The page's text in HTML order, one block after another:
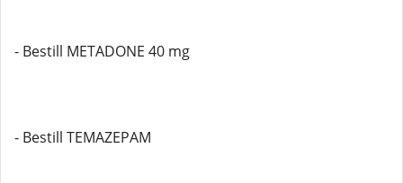
- Bestill METADONE 40 mg
- Bestill TEMAZEPAM